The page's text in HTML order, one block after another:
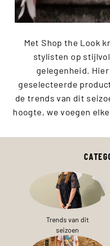
Met Shop the Look
stylisten op
gelegenheid.
geselecteerde
de trends van dit
hoogte, we voegen
Trends van dit
seizoen